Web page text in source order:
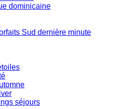
dominicaine
Sud dernière minute
séjours